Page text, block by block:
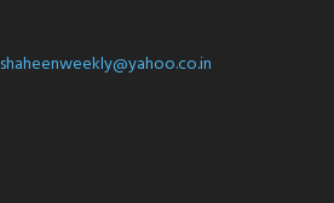
shaheenweekly@yahoo.co.in